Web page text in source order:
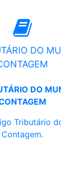
DO
DO
Tributário
Contagem.